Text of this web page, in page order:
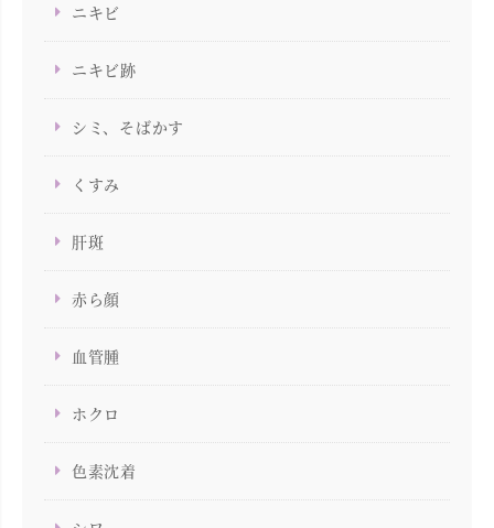
ニキビ
ニキビ跡
シミ、そばかす
くすみ
肝斑
赤ら顔
血管腫
ホクロ
色素沈着